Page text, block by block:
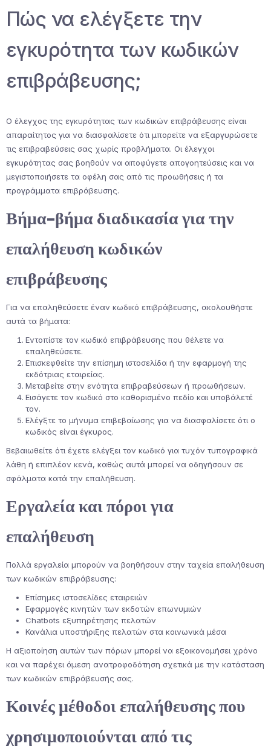
Πώς να ελέγξετε την
εγκυρότητα των κωδικών
επιβράβευσης;
Ο έλεγχος της εγκυρότητας των κωδικών επιβράβευσης είναι
απαραίτητος για να διασφαλίσετε ότι μπορείτε να εξαργυρώσετε
τις επιβραβεύσεις σας χωρίς προβλήματα. Οι έλεγχοι
εγκυρότητας σας βοηθούν να αποφύγετε απογοητεύσεις και να
μεγιστοποιήσετε τα οφέλη σας από τις προωθήσεις ή τα
προγράμματα επιβράβευσης.
Βήμα-βήμα διαδικασία για την
επαλήθευση κωδικών
επιβράβευσης
Για να επαληθεύσετε έναν κωδικό επιβράβευσης, ακολουθήστε
αυτά τα βήματα:
Εντοπίστε τον κωδικό επιβράβευσης που θέλετε να
επαληθεύσετε.
Επισκεφθείτε την επίσημη ιστοσελίδα ή την εφαρμογή της
εκδότριας εταιρείας.
Μεταβείτε στην ενότητα επιβραβεύσεων ή προωθήσεων.
Εισάγετε τον κωδικό στο καθορισμένο πεδίο και υποβάλετέ
τον.
Ελέγξτε το μήνυμα επιβεβαίωσης για να διασφαλίσετε ότι ο
κωδικός είναι έγκυρος.
Βεβαιωθείτε ότι έχετε ελέγξει τον κωδικό για τυχόν τυπογραφικά
λάθη ή επιπλέον κενά, καθώς αυτά μπορεί να οδηγήσουν σε
σφάλματα κατά την επαλήθευση.
Εργαλεία και πόροι για
επαλήθευση
Πολλά εργαλεία μπορούν να βοηθήσουν στην ταχεία επαλήθευση
των κωδικών επιβράβευσης:
Επίσημες ιστοσελίδες εταιρειών
Εφαρμογές κινητών των εκδοτών επωνυμιών
Chatbots εξυπηρέτησης πελατών
Κανάλια υποστήριξης πελατών στα κοινωνικά μέσα
Η αξιοποίηση αυτών των πόρων μπορεί να εξοικονομήσει χρόνο
και να παρέχει άμεση ανατροφοδότηση σχετικά με την κατάσταση
των κωδικών επιβράβευσής σας.
Κοινές μέθοδοι επαλήθευσης που
χρησιμοποιούνται από τις